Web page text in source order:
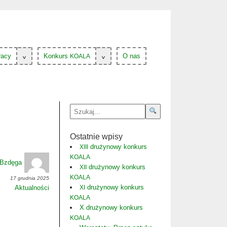
Konkurs KOALA O nas
17 grudnia 2025
Aktualności
Ostatnie wpisy
XIII drużynowy konkurs
KOALA
XII drużynowy konkurs
KOALA
XIdrużynowy konkurs
KOALA
X drużynowy konkurs
KOALA